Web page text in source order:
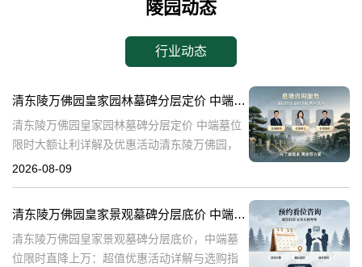
陵园动态
行业动态
清东陵万佛园皇家园林墓碑分层定价 中端墓位限时大额让利详解及优惠活动
清东陵万佛园皇家园林墓碑分层定价 中端墓位
限时大额让利详解及优惠活动清东陵万佛园，
作为中国历史上著名的皇家陵园之一，承载着
2026-08-09
清东陵万佛园皇家景观墓碑分层底价 中端墓位限时直降上万：超值优惠活动详解与选购指南
清东陵万佛园皇家景观墓碑分层底价，中端墓
位限时直降上万：超值优惠活动详解与选购指